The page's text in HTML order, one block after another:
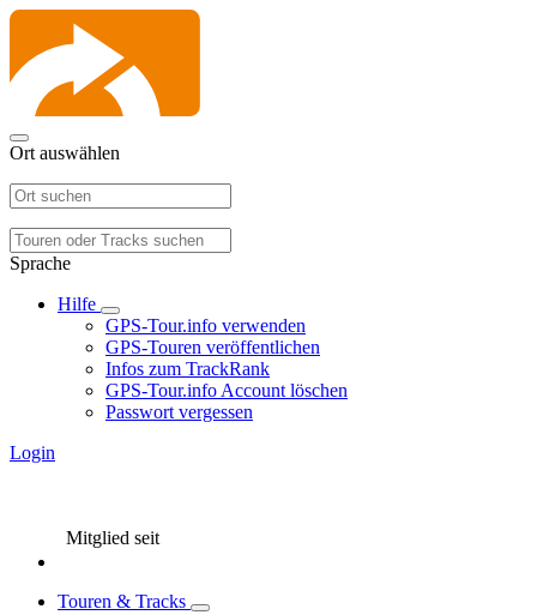
Ort auswählen
Sprache
Hilfe
GPS-Tour.info verwenden
GPS-Touren veröffentlichen
Infos zum TrackRank
GPS-Tour.info Account löschen
Passwort vergessen
Login
Mitglied seit
Touren & Tracks